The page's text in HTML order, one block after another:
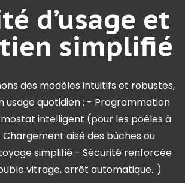
d’usage et
simplifié
des modèles intuitifs et robustes,
usage quotidien : - Programmation
intelligent (pour les poêles à
aisé des bûches ou
simplifié - Sécurité renforcée
vitrage, arrêt automatique…)